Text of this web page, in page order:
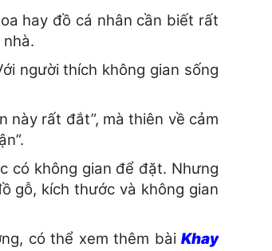
hay đồ cá nhân cần biết rất
người thích không gian sống
này rất đắt”, mà thiên về cảm
có không gian để đặt. Nhưng
gỗ, kích thước và không gian
có thể xem thêm bài Khay